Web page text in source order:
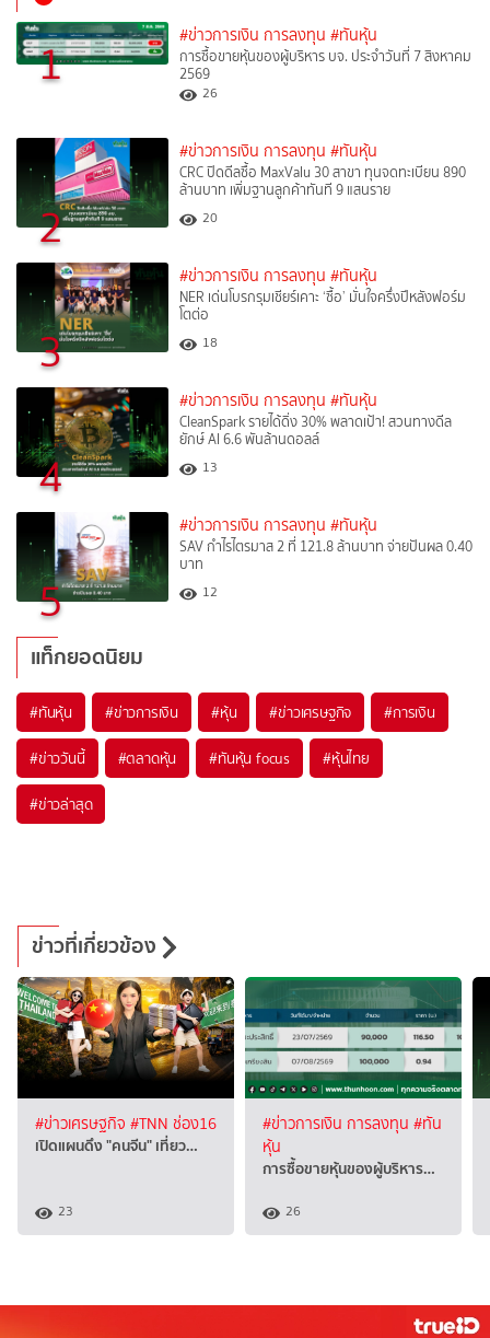
1 #ข่าวการเงิน การลงทุน #ทันหุ้น
การซื้อขายหุ้นของผู้บริหาร บจ. ประจำวันที่ 7 สิงหาคม
2569
26
2
#ข่าวการเงิน การลงทุน #ทันหุ้น
CRC ปิดดีลซื้อ MaxValu 30 สาขา ทุนจดทะเบียน 890
ล้านบาท เพิ่มฐานลูกค้าทันที 9 แสนราย
20
3
#ข่าวการเงิน การลงทุน #ทันหุ้น
NER เด่นโบรกรุมเชียร์เคาะ ‘ซื้อ’ มั่นใจครึ่งปีหลังฟอร์ม
โตต่อ
18
4
#ข่าวการเงิน การลงทุน #ทันหุ้น
CleanSpark รายได้ดิ่ง 30% พลาดเป้า! สวนทางดีล
ยักษ์ AI 6.6 พันล้านดอลล์
13
5
#ข่าวการเงิน การลงทุน #ทันหุ้น
SAV กำไรไตรมาส 2 ที่ 121.8 ล้านบาท จ่ายปันผล 0.40
บาท
12
แท็กยอดนิยม
#ทันหุ้น #ข่าวการเงิน #หุ้น #ข่าวเศรษฐกิจ #การเงิน
#ข่าววันนี้ #ตลาดหุ้น #ทันหุ้น focus #หุ้นไทย
#ข่าวล่าสุด
ข่าวที่เกี่ยวข้อง
#ข่าวเศรษฐกิจ #TNN ช่อง16
เปิดแผนดึง "คนจีน" เที่ยว…
23
#ข่าวการเงิน การลงทุน #ทัน
หุ้น
การซื้อขายหุ้นของผู้บริหาร…
26